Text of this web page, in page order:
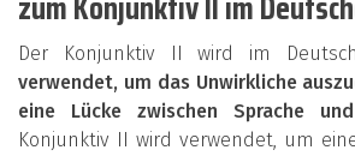
Der Konjunktiv II wird im
verwendet, um das Unwirkliche
eine Lücke zwischen Sprache
Konjunktiv II wird verwendet, um